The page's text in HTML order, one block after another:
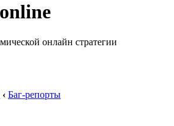
онлайн стратегии
‹ Баг-репорты